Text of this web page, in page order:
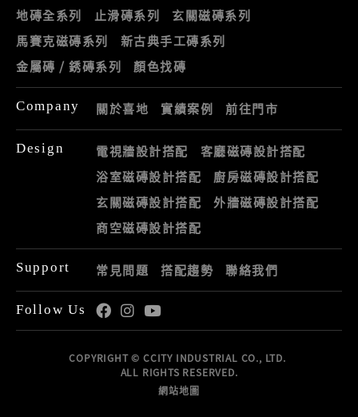
地磚全系列
止滑磚系列
玄關磁磚系列
馬賽克磁磚系列
新古典手工磚系列
金屬磚 / 銹磚系列
顏色找磚
Company 關於喜地 實績案例 前往門市
Design 電視牆設計搭配
客廳磁磚設計搭配
浴室磁磚設計搭配
廚房磁磚設計搭配
玄關磁磚設計搭配
外牆磁磚設計搭配
商空磁磚設計搭配
Support 常見問題 搭配趨勢 聯絡我們
Follow Us
COPYRIGHT © CCITY INDUSTRIAL CO., LTD.
ALL RIGHTS RESERVED.
網站地圖